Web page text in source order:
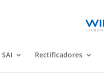
Rectificadores